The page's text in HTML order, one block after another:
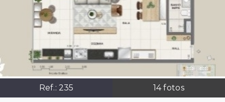
Ref.: 235 14fotos